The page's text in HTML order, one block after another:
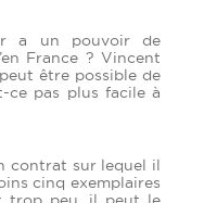
a un pouvoir de
France ? Vincent
être possible de
ce pas plus facile à
contrat sur lequel il
cinq exemplaires